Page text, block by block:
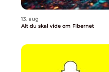
13. aug
Alt du skal vide om Fibernet